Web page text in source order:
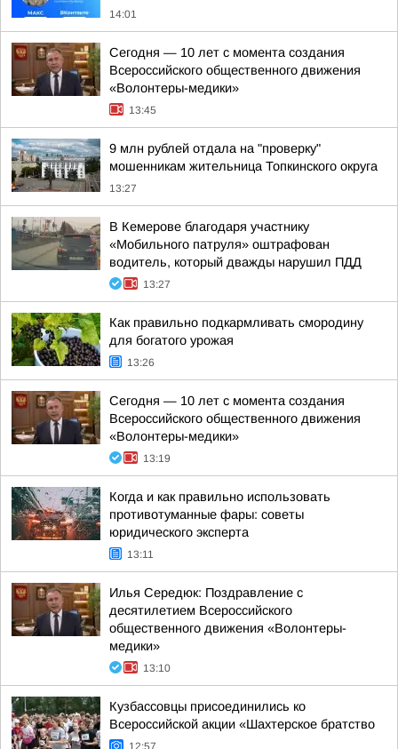
14:01
Сегодня — 10 лет с момента создания
Всероссийского общественного движения
«Волонтеры-медики»
13:45
9 млн рублей отдала на "проверку"
мошенникам жительница Топкинского округа
13:27
В Кемерове благодаря участнику
«Мобильного патруля» оштрафован
водитель, который дважды нарушил ПДД
13:27
Как правильно подкармливать смородину
для богатого урожая
13:26
Сегодня — 10 лет с момента создания
Всероссийского общественного движения
«Волонтеры-медики»
13:19
Когда и как правильно использовать
противотуманные фары: советы
юридического эксперта
13:11
Илья Середюк: Поздравление с
десятилетием Всероссийского
общественного движения «Волонтеры-
медики»
13:10
Кузбассовцы присоединились ко
Всероссийской акции «Шахтерское братство
12:57